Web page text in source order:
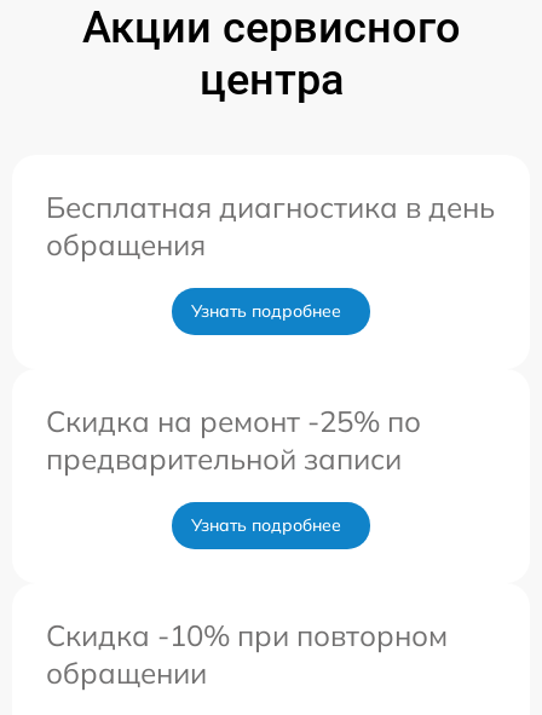
Акции сервисного
центра
Бесплатная диагностика в день
обращения
Узнать подробнее
Скидка на ремонт -25% по
предварительной записи
Узнать подробнее
Скидка -10% при повторном
обращении